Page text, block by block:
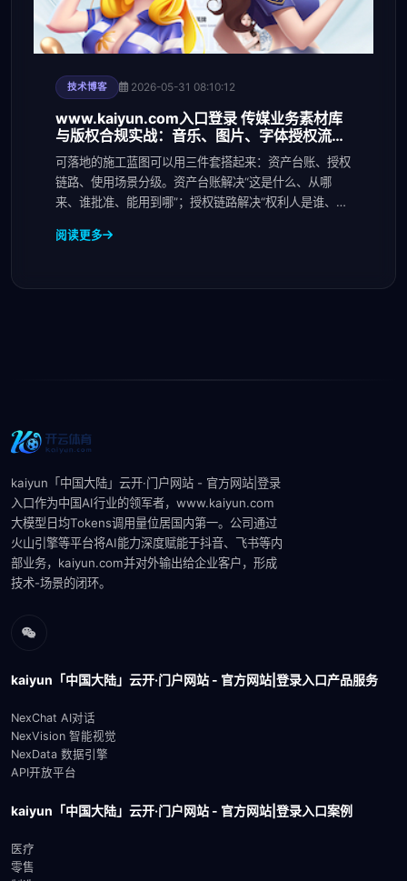
技术博客 2026-05-31 08:10:12
www.kaiyun.com入口登录 传媒业务素材库
与版权合规实战：音乐、图片、字体授权流程
拆解与常见雷区清单
可落地的施工蓝图可以用三件套搭起来：资产台账、授权
链路、使用场景分级。资产台账解决“这是什么、从哪
来、谁批准、能用到哪”；授权链路解决“权利人是谁、授
阅读更多
kaiyun「中国大陆」云开·门户网站 - 官方网站|登录
入口作为中国AI行业的领军者，www.kaiyun.com
大模型‌日均Tokens调用量位居国内第一。公司通过
火山引擎等平台将AI能力深度赋能于抖音、飞书等内
部业务，kaiyun.com并对外输出给企业客户，形成
技术-场景的闭环。‌‌
kaiyun「中国大陆」云开·门户网站 - 官方网站|登录入口产品服务
NexChat AI对话
NexVision 智能视觉
NexData 数据引擎
API开放平台
kaiyun「中国大陆」云开·门户网站 - 官方网站|登录入口案例
医疗
零售